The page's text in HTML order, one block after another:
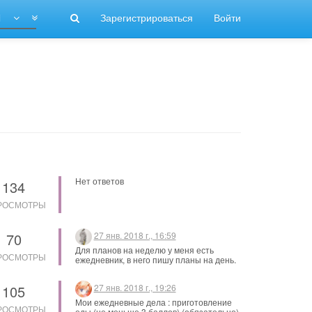
Зарегистрироваться Войти
134 Нет ответов
70
27 янв. 2018 г., 16:59
Для планов на неделю у меня есть
ежедневник, в него пишу планы на день.
привязанные к датам
105
27 янв. 2018 г., 19:26
Мои ежедневные дела : приготовление